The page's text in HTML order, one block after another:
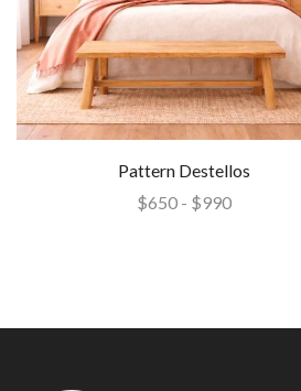
Pattern Destellos
$650 - $990